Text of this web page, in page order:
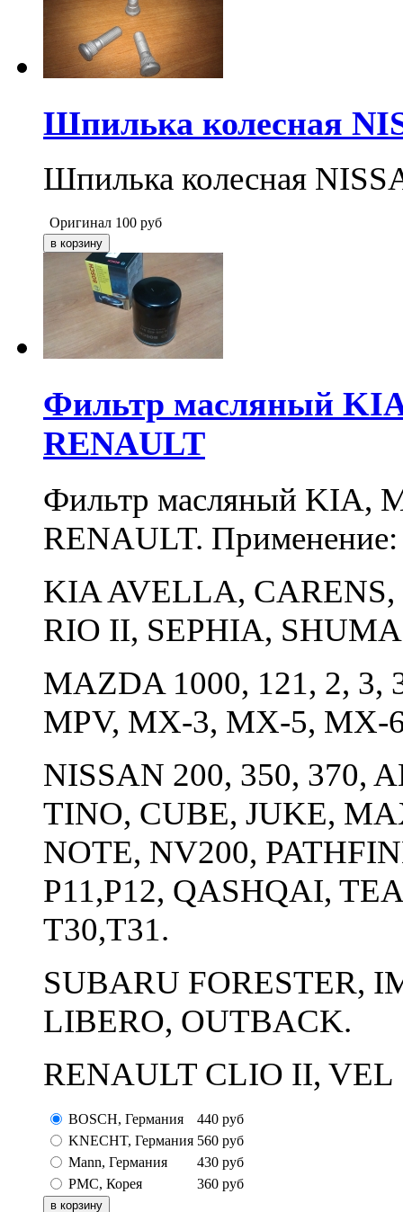
Шпилька колесная
Шпилька колесная
Оригинал 100 руб
Фильтр масляный
RENAULT
Фильтр масляный KIA,
RENAULT.
KIA AVELLA,
RIO II, SEPHIA,
MAZDA 1000, 121, 2, 3,
MPV, MX-3, MX-5, MX-
NISSAN 200, 350, 370,
TINO, CUBE, JUKE,
NOTE, NV200,
P11,P12, QASHQAI,
T30,T31.
SUBARU FORESTER,
LIBERO, OUTBACK.
RENAULT CLIO II, VEL
BOSCH, Германия 440 руб
KNECHT, Германия 560 руб
Mann, Германия
430 руб
PMC, Корея
360 руб